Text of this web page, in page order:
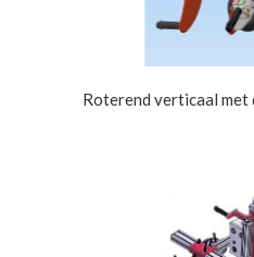
Roterend verticaal met